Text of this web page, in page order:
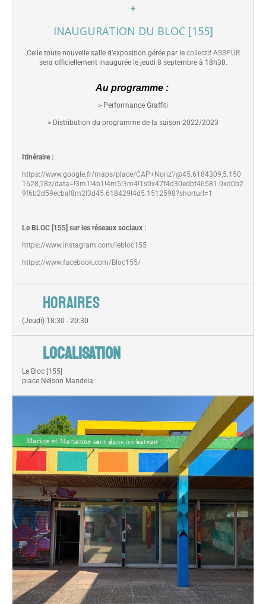
+
INAUGURATION DU BLOC [155]
Celle toute nouvelle salle d’exposition gérée par le collectif ASSPUR
sera officiellement inaugurée le jeudi 8 septembre à 18h30.
Au programme :
> Performance Graffiti
> Distribution du programme de la saison 2022/2023
Itinéraire :
https://www.google.fr/maps/place/CAP+Noriz’/@45.6184309,5.150
1628,18z/data=!3m1!4b1!4m5!3m4!1s0x47f4d30edbf46581:0xd0b2
9f6b2d59ecba!8m2!3d45.618429!4d5.1512598?shorturl=1
Le BLOC [155] sur les réseaux sociaux :
https://www.instagram.com/lebloc155
https://www.facebook.com/Bloc155/
HORAIRES
(Jeudi) 18:30 - 20:30
LOCALISATION
Le Bloc [155]
place Nelson Mandela